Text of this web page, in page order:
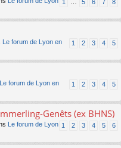
1 5 6 7 8
1 2 3 4 5
Le forum de Lyon en
1 2 3 4 5
Le forum de Lyon en
Genêts (ex BHNS)
1 2 3 4 5 6
Le forum de Lyon